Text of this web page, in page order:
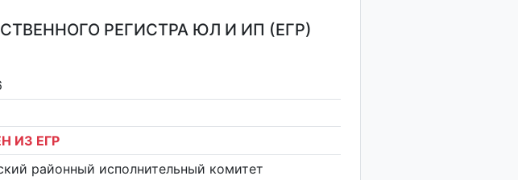
РЕГИСТРА ЮЛ И ИП (ЕГР)
ИЗ ЕГР
районный исполнительный комитет